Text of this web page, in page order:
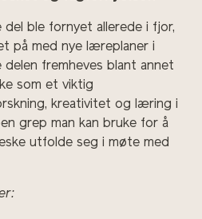
ble fornyet allerede i fjor,
på med nye læreplaner i
delen fremheves blant annet
som et viktig
kreativitet og læring i
grep man kan bruke for å
utfolde seg i møte med